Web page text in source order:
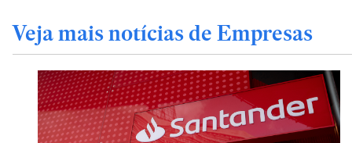
Veja mais notícias de Empresas